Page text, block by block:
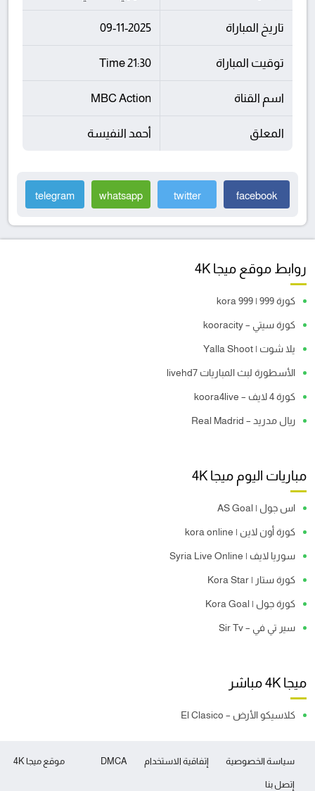
تاريخ المباراة 09-11-2025
توقيت المباراة 21:30 Time
اسم القناة MBC Action
المعلق أحمد النفيسة
facebook
twitter
whatsapp
telegram
روابط موقع ميجا 4K
كورة 999 | kora 999
كورة سيتي – kooracity
يلا شوت | Yalla Shoot
الأسطورة لبث المباريات livehd7
كورة 4 لايف – koora4live
ريال مدريد – Real Madrid
مباريات اليوم ميجا 4K
اس جول | AS Goal
كورة أون لاين | kora online
سوريا لايف | Syria Live Online
كورة ستار | Kora Star
كورة جول | Kora Goal
سير تي في – Sir Tv
ميجا 4K مباشر
كلاسيكو الأرض – El Clasico
موقع ميجا 4K سياسة الخصوصية إتفاقية الاستخدام DMCA
إتصل بنا